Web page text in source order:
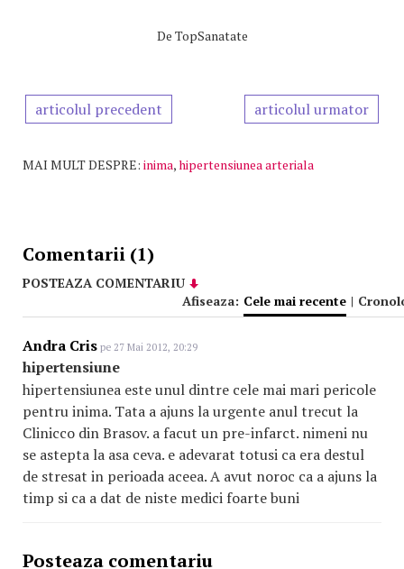
De TopSanatate
articolul precedent articolul urmator
MAI MULT DESPRE: inima,hipertensiunea arteriala
Comentarii (1)
POSTEAZA COMENTARIU
Afiseaza: Cele mai recente |
Andra Cris pe 27 Mai 2012, 20:29
hipertensiune
hipertensiunea este unul dintre cele mai mari pericole
pentru inima. Tata a ajuns la urgente anul trecut la
Clinicco din Brasov. a facut un pre-infarct. nimeni nu
se astepta la asa ceva. e adevarat totusi ca era destul
de stresat in perioada aceea. A avut noroc ca a ajuns la
timp si ca a dat de niste medici foarte buni
Posteaza comentariu